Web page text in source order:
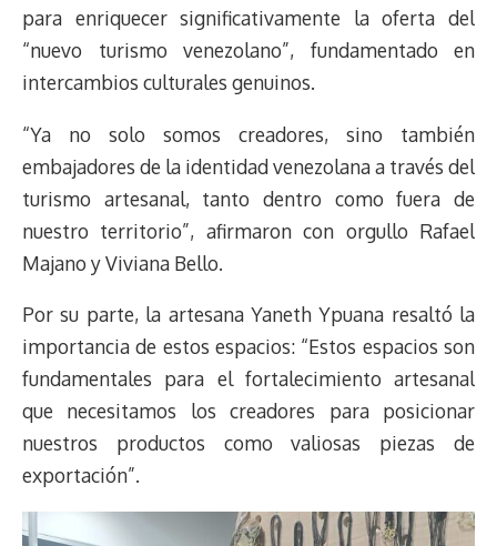
para enriquecer significativamente la oferta del
“nuevo turismo venezolano”, fundamentado en
intercambios culturales genuinos.
“Ya no solo somos creadores, sino también
embajadores de la identidad venezolana a través del
turismo artesanal, tanto dentro como fuera de
nuestro territorio”, afirmaron con orgullo Rafael
Majano y Viviana Bello.
Por su parte, la artesana Yaneth Ypuana resaltó la
importancia de estos espacios: “Estos espacios son
fundamentales para el fortalecimiento artesanal
que necesitamos los creadores para posicionar
nuestros productos como valiosas piezas de
exportación”.